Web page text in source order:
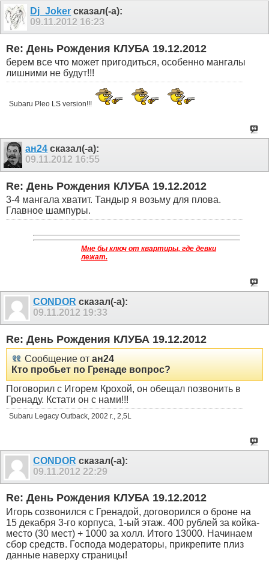
Dj_Joker сказал(-а):
09.11.2012 16:23
Re: День Рождения КЛУБА 19.12.2012
берем все что может пригодиться, особенно мангалы
лишними не будут!!!
Subaru Pleo LS version!!!
ан24 сказал(-а):
09.11.2012 16:55
Re: День Рождения КЛУБА 19.12.2012
3-4 мангала хватит. Тандыр я возьму для плова.
Главное шампуры.
Мне бы ключ от квартиры, где девки
лежат.
CONDOR сказал(-а):
09.11.2012 19:33
Re: День Рождения КЛУБА 19.12.2012
Сообщение от ан24
Кто пробьет по Гренаде вопрос?
Поговорил с Игорем Крохой, он обещал позвонить в
Гренаду. Кстати он с нами!!!
Subaru Legacy Outback, 2002 г., 2,5L
CONDOR сказал(-а):
09.11.2012 22:29
Re: День Рождения КЛУБА 19.12.2012
Игорь созвонился с Гренадой, договорился о броне на
15 декабря 3-го корпуса, 1-ый этаж. 400 рублей за койка-
место (30 мест) + 1000 за холл. Итого 13000. Начинаем
сбор средств. Господа модераторы, прикрепите плиз
данные наверху страницы!